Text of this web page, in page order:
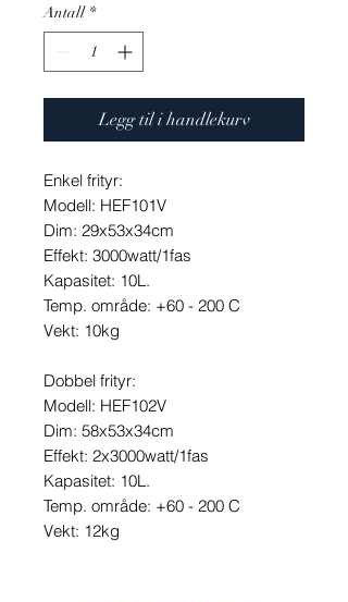
Antall *
Legg til i handlekurv
Enkel frityr:
Modell: HEF101V
Dim: 29x53x34cm
Effekt: 3000watt/1fas
Kapasitet: 10L.
Temp. område: +60 - 200 C
Vekt: 10kg
Dobbel frityr:
Modell: HEF102V
Dim: 58x53x34cm
Effekt: 2x3000watt/1fas
Kapasitet: 10L.
Temp. område: +60 - 200 C
Vekt: 12kg